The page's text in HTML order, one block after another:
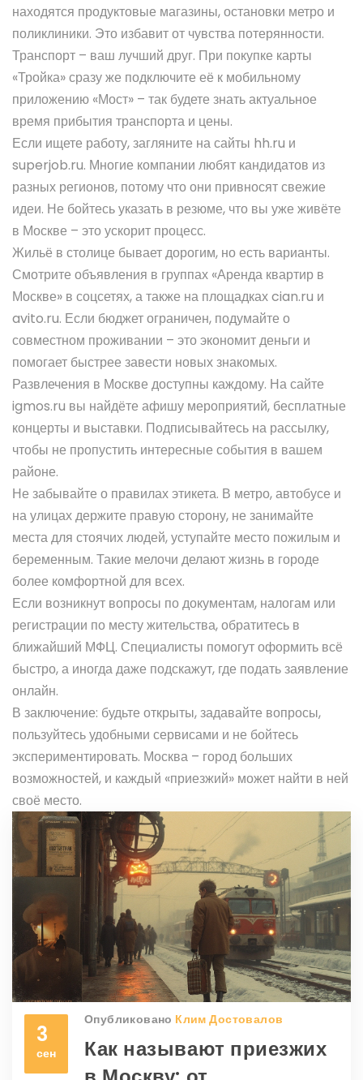
находятся продуктовые магазины, остановки метро и
поликлиники. Это избавит от чувства потерянности.
Транспорт – ваш лучший друг. При покупке карты
«Тройка» сразу же подключите её к мобильному
приложению «Мост» – так будете знать актуальное
время прибытия транспорта и цены.
Если ищете работу, загляните на сайты hh.ru и
superjob.ru. Многие компании любят кандидатов из
разных регионов, потому что они привносят свежие
идеи. Не бойтесь указать в резюме, что вы уже живёте
в Москве – это ускорит процесс.
Жильё в столице бывает дорогим, но есть варианты.
Смотрите объявления в группах «Аренда квартир в
Москве» в соцсетях, а также на площадкахcian.ru и
avito.ru. Если бюджет ограничен, подумайте о
совместном проживании – это экономит деньги и
помогает быстрее завести новых знакомых.
Развлечения в Москве доступны каждому. На сайте
igmos.ru вы найдёте афишу мероприятий, бесплатные
концерты и выставки. Подписывайтесь на рассылку,
чтобы не пропустить интересные события в вашем
районе.
Не забывайте о правилах этикета. В метро, автобусе и
на улицах держите правую сторону, не занимайте
места для стоячих людей, уступайте место пожилым и
беременным. Такие мелочи делают жизнь в городе
более комфортной для всех.
Если возникнут вопросы по документам, налогам или
регистрации по месту жительства, обратитесь в
ближайший МФЦ. Специалисты помогут оформить всё
быстро, а иногда даже подскажут, где подать заявление
онлайн.
В заключение: будьте открыты, задавайте вопросы,
пользуйтесь удобными сервисами и не бойтесь
экспериментировать. Москва – город больших
возможностей, и каждый «приезжий» может найти в ней
своё место.
3
сен
Опубликовано Клим Достовалов
Как называют приезжих